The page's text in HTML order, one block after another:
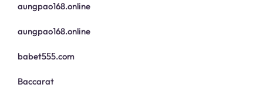
aungpao168.online
aungpao168.online
babet555.com
Baccarat